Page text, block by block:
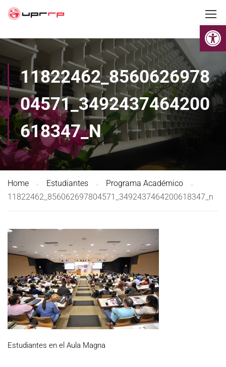
11822462_8560626978
04571_3492437464200
618347_N
Home Estudiantes
Programa Académico
11822462_856062697804571_3492437464200618347_n
Estudiantes en el Aula Magna